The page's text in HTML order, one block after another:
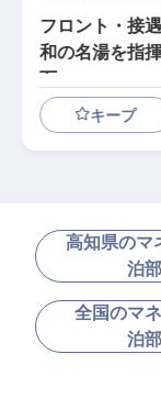
フロント・接
和の名湯を指
万
キープ
高知県のマ
泊
全国のマ
泊